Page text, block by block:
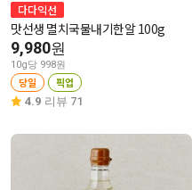
다다익선
맛선생 멸치국물내기한알 100g
9,980원
10g당 998원
당일 픽업
4.9 리뷰 71